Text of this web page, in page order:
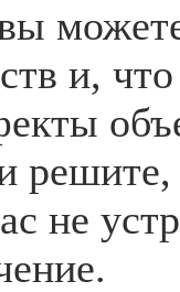
и,
решите,
не